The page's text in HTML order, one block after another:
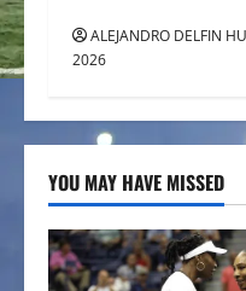
ALEJANDRO DELFIN
2026
YOU MAY HAVE MISSED